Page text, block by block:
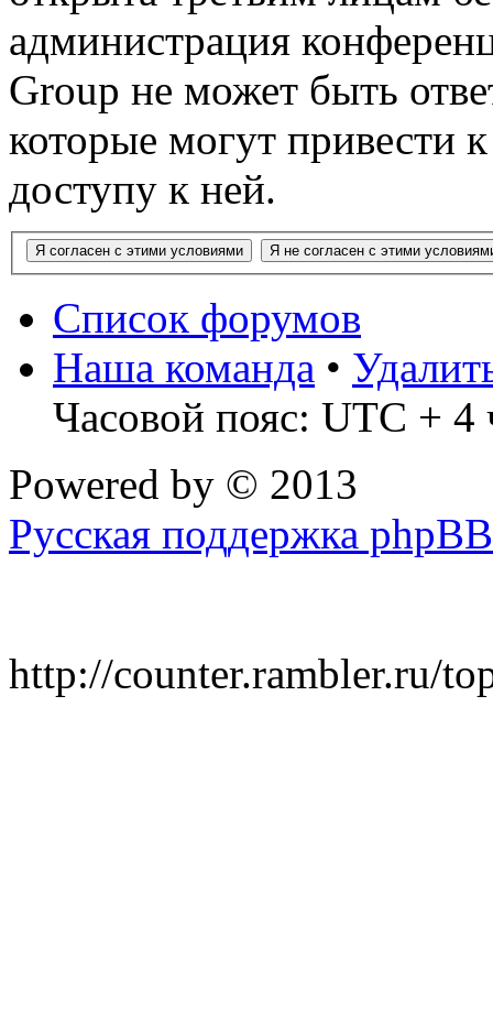
администрация
Group не может быть
которые могут привести
доступу к ней.
Список форумов
Наша команда •
Часовой пояс: UTC + 4
Powered by © 2013
Русская поддержка phpBB
http://counter.rambler.ru/